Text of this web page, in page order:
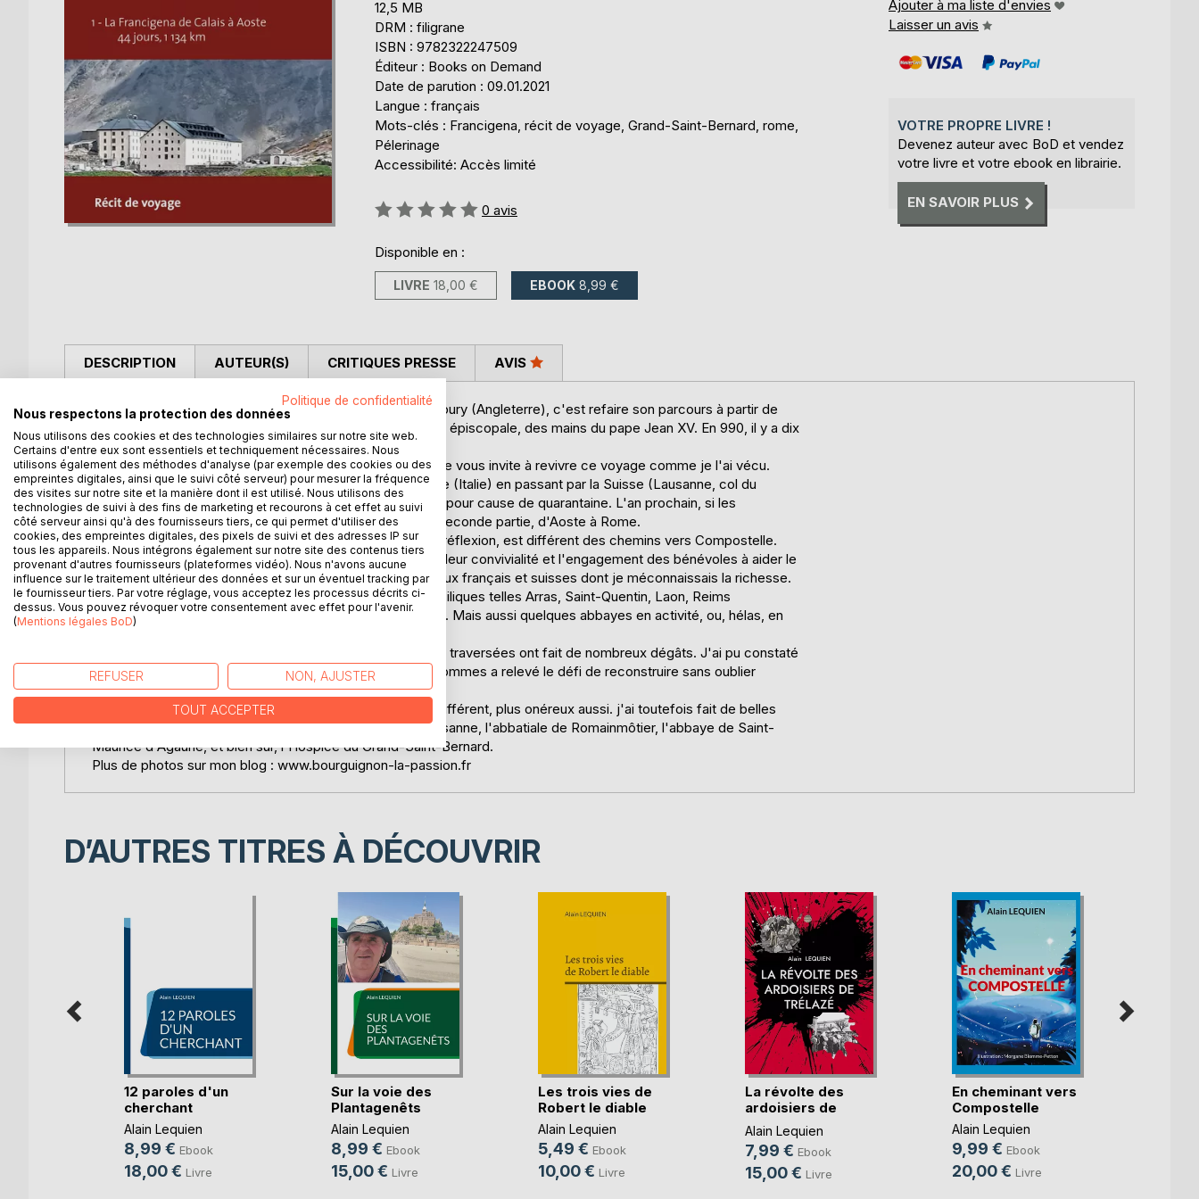
12,5 MB
DRM : filigrane
ISBN : 9782322247509
Éditeur : Books on Demand
Date de parution : 09.01.2021
Langue : français
Mots-clés : Francigena, récit de voyage, Grand-Saint-Bernard, rome,
Pélerinage
Accessibilité: Accès limité
Évaluation:
0 avis
Disponible en :
LIVRE 18,00 € EBOOK 8,99 €
Ajouter à ma liste d'envies
Laisser un avis
VOTRE PROPRE LIVRE !
Devenez auteur avec BoD et vendez
votre livre et votre ebook en librairie.
EN SAVOIR PLUS
DESCRIPTION
Marcher sur les traces de Sigéric, archevêque de Canterbury (Angleterre), c'est refaire son parcours à partir de
Rome après avoir reçu le pallium, symbole de son autorité épiscopale, des mains du pape Jean XV. En 990, il y a dix
siècles, il suivit les voies romaines.
En cette année 2020, année pandémique de la Covid-19, je vous invite à revivre ce voyage comme je l'ai vécu.
Durant 44 jours, j'ai marché entre Calais (France) et Aoste (Italie) en passant par la Suisse (Lausanne, col du
Grand-Saint-Bernard). Je n'ai pas pu partir de Canterbury pour cause de quarantaine. L'an prochain, si les
conditions le permettent, j'ai grand espoir d'effectuer la seconde partie, d'Aoste à Rome.
Ce parcours très solitaire, portant à l'introspection et à la réflexion, est différent des chemins vers Compostelle.
Les accueils sont moins nombreux, de grande qualité par leur convivialité et l'engagement des bénévoles à aider le
cheminant, le pèlerin. Il m'a fait découvrir de nombreux lieux français et suisses dont je méconnaissais la richesse.
Ce fut le cas en France avec quelques cathédrales et basiliques telles Arras, Saint-Quentin, Laon, Reims
(cathédrale et basilique Saint-Rémi), Langres, Besançon... Mais aussi quelques abbayes en activité, ou, hélas, en
Les affres des guerres mondiales subies dans les régions traversées ont fait de nombreux dégâts. J'ai pu constaté
avec quel courage, quelle détermination, la volonté des hommes a relevé le défi de reconstruire sans oublier
l'essentiel.
En Suisse, dans les cantons de Vaud et du Valais, ce fut différent, plus onéreux aussi. j'ai toutefois fait de belles
rencontres. Les moments forts sont la cathédrale de Lausanne, l'abbatiale de Romainmôtier, l'abbaye de Saint-
Maurice d'Agaune, et bien sûr, l'Hospice du Grand-Saint-Bernard.
Plus de photos sur mon blog : www.bourguignon-la-passion.fr
AUTEUR(S) CRITIQUES PRESSE AVIS
D’AUTRES TITRES À DÉCOUVRIR
12 paroles d'un
cherchant
Alain Lequien
8,99 € Ebook
18,00 € Livre
Sur la voie des
Plantagenêts
Alain Lequien
8,99 € Ebook
15,00 € Livre
Les trois vies de
Robert le diable
Alain Lequien
5,49 € Ebook
10,00 € Livre
La révolte des
ardoisiers de
Trélazé
Alain Lequien
7,99 € Ebook
15,00 € Livre
En cheminant vers
Compostelle
Alain Lequien
9,99 € Ebook
20,00 € Livre
Politique de confidentialité
Nous respectons la protection des données
Nous utilisons des cookies et des technologies similaires sur notre site web.
Certains d'entre eux sont essentiels et techniquement nécessaires. Nous
utilisons également des méthodes d'analyse (par exemple des cookies ou des
empreintes digitales, ainsi que le suivi côté serveur) pour mesurer la fréquence
des visites sur notre site et la manière dont il est utilisé. Nous utilisons des
technologies de suivi à des fins de marketing et recourons à cet effet au suivi
côté serveur ainsi qu'à des fournisseurs tiers, ce qui permet d'utiliser des
cookies, des empreintes digitales, des pixels de suivi et des adresses IP sur
tous les appareils. Nous intégrons également sur notre site des contenus tiers
provenant d'autres fournisseurs (plateformes vidéo). Nous n'avons aucune
influence sur le traitement ultérieur des données et sur un éventuel tracking par
le fournisseur tiers. Par votre réglage, vous acceptez les processus décrits ci-
dessus. Vous pouvez révoquer votre consentement avec effet pour l'avenir.
(Mentions légales BoD)
REFUSER NON, AJUSTER
TOUT ACCEPTER